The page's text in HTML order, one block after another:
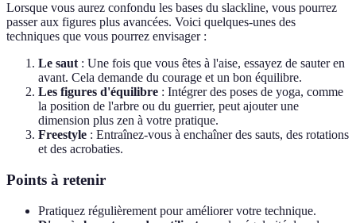
Lorsque vous aurez confondu les bases du slackline, vous pourrez
passer aux figures plus avancées. Voici quelques-unes des
techniques que vous pourrez envisager :
Le saut: Une fois que vous êtes à l'aise, essayez de sauter en
avant. Cela demande du courage et un bon équilibre.
Les figures d'équilibre : Intégrer des poses de yoga, comme
la position de l'arbre ou du guerrier, peut ajouter une
dimension plus zen à votre pratique.
Freestyle : Entraînez-vous à enchaîner des sauts, des rotations
et des acrobaties.
Points à retenir
Pratiquez régulièrement pour améliorer votre technique.